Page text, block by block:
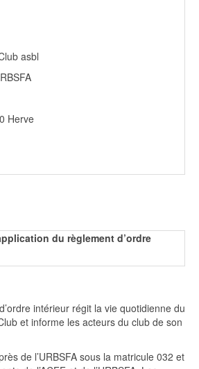
asbl
Herve
du règlement d’ordre
intérieur régit la vie quotidienne du
et informe les acteurs du club de son
de l’URBSFA sous la matricule 032 et